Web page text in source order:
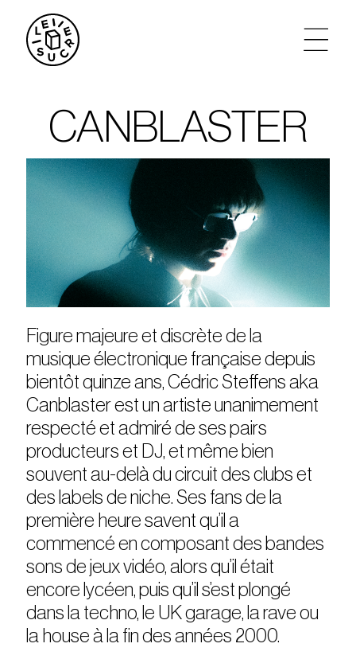
agenda
le sucre max
partenariats
privatisations
CANBLASTER
Figure majeure et discrète de la
musique électronique française depuis
bientôt quinze ans, Cédric Steffens aka
Canblaster est un artiste unanimement
respecté et admiré de ses pairs
producteurs et DJ, et même bien
souvent au-delà du circuit des clubs et
des labels de niche. Ses fans de la
première heure savent qu’il a
commencé en composant des bandes
sons de jeux vidéo, alors qu’il était
encore lycéen, puis qu’il s’est plongé
dans la techno, le UK garage, la rave ou
la house à la fin des années 2000.